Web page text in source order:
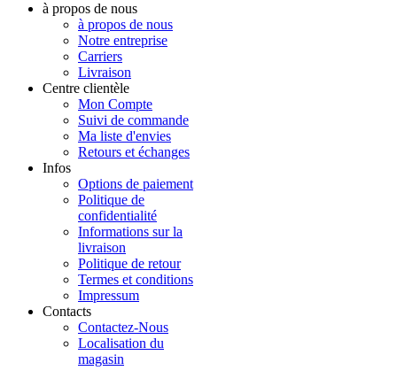
à propos de nous
à propos de nous
Notre entreprise
Carriers
Livraison
Centre clientèle
Mon Compte
Suivi de commande
Ma liste d'envies
Retours et échanges
Infos
Options de paiement
Politique de
confidentialité
Informations sur la
livraison
Politique de retour
Termes et conditions
Impressum
Contacts
Contactez-Nous
Localisation du
magasin